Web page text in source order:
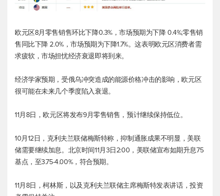
欧元区8月零售销售环比下降0.3%，市场预期为下降 0.4%;零售销
售同比下降 2.0%，市场预期为下降1.7%。这表明欧元区消费者需
求疲软，市场担忧经济衰退即将到来。
经济学家预期，受俄乌冲突造成的能源价格冲击的影响，欧元区
很可能在未来几个季度陷入衰退。
11月8日，欧元区将发布9月零售销售，预计继续保持低位。
10月12日，克利夫兰联储梅斯特称，抑制通胀成果不明显，美联
储需要继续加息。北京时间11月3日2:00，美联储宣布如期升息75
基点，至3.75-4.00%，符合预期。
11月8日，柯林斯，以及克利夫兰联储主席梅斯特发表讲话，投资